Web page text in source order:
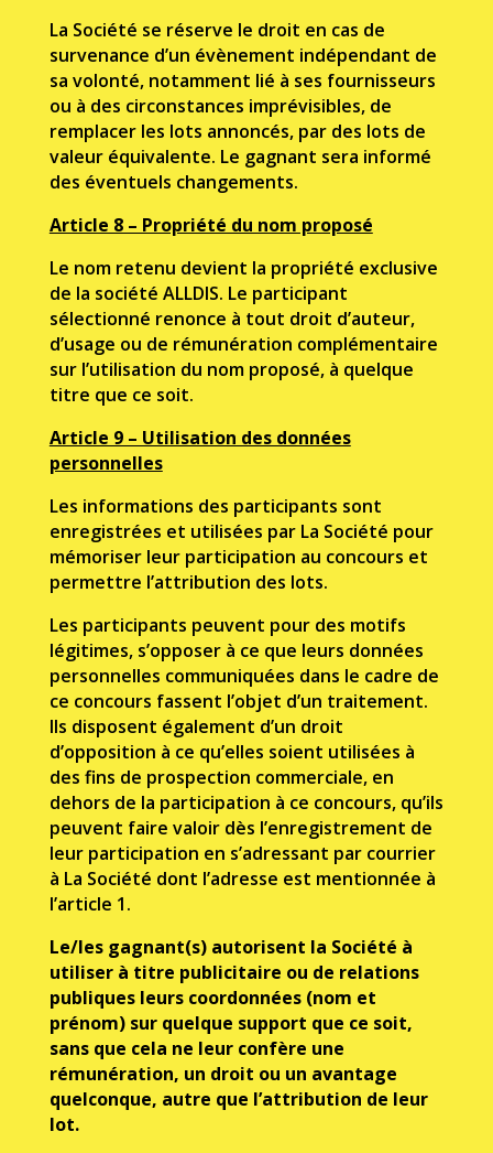
La Société se réserve le droit en cas de
survenance d’un évènement indépendant de
sa volonté, notamment lié à ses fournisseurs
ou à des circonstances imprévisibles, de
remplacer les lots annoncés, par des lots de
valeur équivalente. Le gagnant sera informé
des éventuels changements.
Article 8 – Propriété du nom proposé
Le nom retenu devient la propriété exclusive
de la société ALLDIS. Le participant
sélectionné renonce à tout droit d’auteur,
d’usage ou de rémunération complémentaire
sur l’utilisation du nom proposé, à quelque
titre que ce soit.
Article 9 – Utilisation des données
personnelles
Les informations des participants sont
enregistrées et utilisées par La Société pour
mémoriser leur participation au concours et
permettre l’attribution des lots.
Les participants peuvent pour des motifs
légitimes, s’opposer à ce que leurs données
personnelles communiquées dans le cadre de
ce concours fassent l’objet d’un traitement.
Ils disposent également d’un droit
d’opposition à ce qu’elles soient utilisées à
des fins de prospection commerciale, en
dehors de la participation à ce concours, qu’ils
peuvent faire valoir dès l’enregistrement de
leur participation en s’adressant par courrier
à La Société dont l’adresse est mentionnée à
l’article 1.
Le/les gagnant(s) autorisent la Société à
utiliser à titre publicitaire ou de relations
publiques leurs coordonnées (nom et
prénom) sur quelque support que ce soit,
sans que cela ne leur confère une
rémunération, un droit ou un avantage
quelconque, autre que l’attribution de leur
lot.